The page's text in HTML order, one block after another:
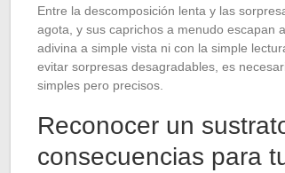
Entre la descomposición lenta y las
agota, y sus caprichos a menudo escapan
adivina a simple vista ni con la simple
evitar sorpresas desagradables, es
simples pero precisos.
Reconocer un
consecuencias para